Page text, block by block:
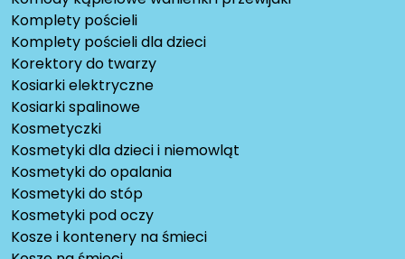
Komplety pościeli
Komplety pościeli dla dzieci
Korektory do twarzy
Kosiarki elektryczne
Kosiarki spalinowe
Kosmetyczki
Kosmetyki dla dzieci i niemowląt
Kosmetyki do opalania
Kosmetyki do stóp
Kosmetyki pod oczy
Kosze i kontenery na śmieci